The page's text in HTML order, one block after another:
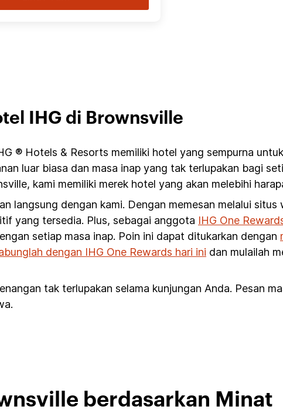
IHG di Brownsville
® Hotels & Resorts memiliki hotel yang sempurna
luar biasa dan masa inap yang tak terlupakan bagi
kami memiliki merek hotel yang akan melebihi
langsung dengan kami. Dengan memesan melalui situs
yang tersedia. Plus, sebagai anggota IHG One
setiap masa inap. Poin ini dapat ditukarkan dengan
dengan IHG One Rewards hari ini dan mulailah
tak terlupakan selama kunjungan Anda. Pesan
berdasarkan Minat